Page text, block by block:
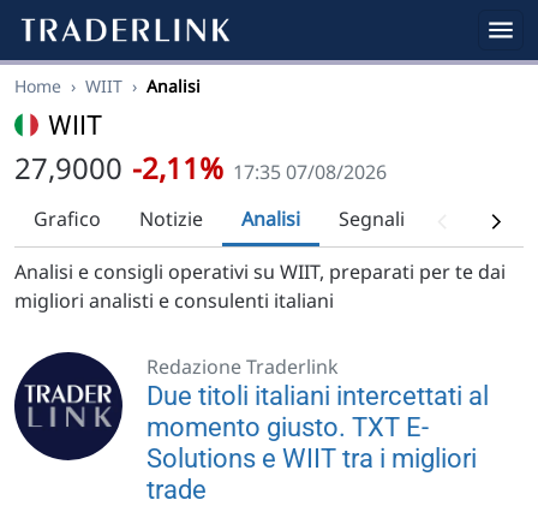
Home › WIIT › Analisi
WIIT
27,9000 -2,11% 17:35 07/08/2026
Grafico
Notizie Analisi Segnali
Analisi
Analisi e consigli operativi su WIIT, preparati per te dai
migliori analisti e consulenti italiani
Redazione Traderlink
Due titoli italiani intercettati al
momento giusto. TXT E-
Solutions e WIIT tra i migliori
trade